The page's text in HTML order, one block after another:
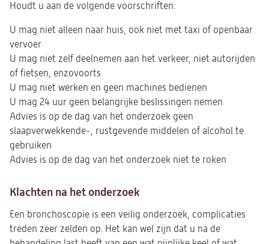
Houdt u aan de volgende voorschriften:
U mag niet alleen naar huis, ook niet met taxi of openbaar
vervoer
U mag niet zelf deelnemen aan het verkeer, niet autorijden
of fietsen, enzovoorts
U mag niet werken en geen machines bedienen
U mag 24 uur geen belangrijke beslissingen nemen
Advies is op de dag van het onderzoek geen
slaapverwekkende-, rustgevende middelen of alcohol te
gebruiken
Advies is op de dag van het onderzoek niet te roken
Klachten na het onderzoek
Een bronchoscopie is een veilig onderzoek, complicaties
treden zeer zelden op. Het kan wel zijn dat u na de